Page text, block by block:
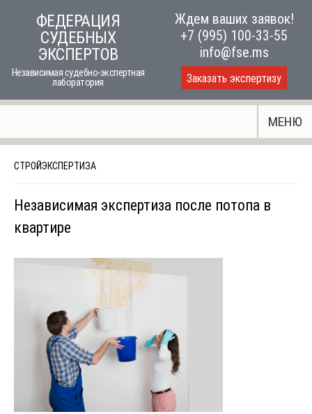
ФЕДЕРАЦИЯ
СУДЕБНЫХ
ЭКСПЕРТОВ
Независимая судебно-экспертная
лаборатория
Ждем ваших заявок!
+7 (995) 100-33-55
info@fse.ms
Заказать экспертизу
МЕНЮ
СТРОЙЭКСПЕРТИЗА
Независимая экспертиза после потопа в
квартире